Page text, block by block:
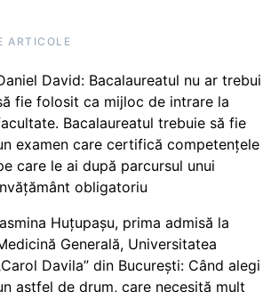
ARTICOLE
David: Bacalaureatul nu ar trebui
fie folosit ca mijloc de intrare la
Bacalaureatul trebuie să fie
examen care certifică competențele
care le ai după parcursul unui
obligatoriu
Huțupașu, prima admisă la
Generală, Universitatea
Davila” din București: Când alegi
astfel de drum, care necesită mult